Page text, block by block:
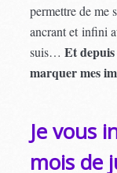
permettre de me
ancrant et infini
suis…Et depuis
marquer mes
Je vous
mois de